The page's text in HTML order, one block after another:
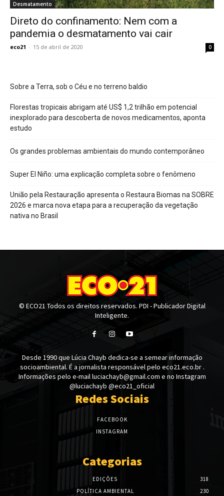
Desmatamento
Direto do confinamento: Nem com a
pandemia o desmatamento vai cair
eco21 - 15 de abril de 2020 0
Sobre a Terra, sob o Céu e no terreno baldio
Florestas tropicais abrigam até US$ 1,2 trilhão em potencial
inexplorado para descoberta de novos medicamentos, aponta
estudo
Os grandes problemas ambientais do mundo contemporâneo
Super El Niño: uma explicação completa sobre o fenômeno
União pela Restauração apresenta o Restaura Biomas na SOBRE
2026 e marca nova etapa para a recuperação da vegetação
nativa no Brasil
© ECO21 Todos os direitos reservados. PDI - Publicador Digital
Inteligente.
Desde 1990 que Lúcia Chayb dedica-se a semear informação
socioambiental. É a jornalista responsável pelo eco21.eco.br .
Informações pelo e-mail luciachayb@gmail.com e no Instagram
@luciachayb @eco21_oficial
Redes Sociais
FACEBOOK
INSTAGRAM
Categorias
EDIÇÕES
318
POLÍTICA AMBIENTAL
230